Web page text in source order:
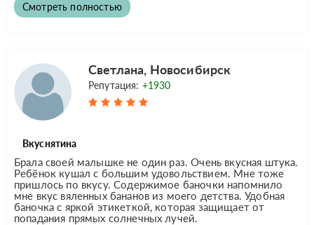
Смотреть полностью
Светлана, Новосибирск
Репутация: +1930
Вкуснятина
Брала своей малышке не один раз. Очень вкусная штука.
Ребёнок кушал с большим удовольствием. Мне тоже
пришлось по вкусу. Содержимое баночки напомнило
мне вкус вяленных бананов из моего детства. Удобная
баночка с яркой этикеткой, которая защищает от
попадания прямых солнечных лучей.